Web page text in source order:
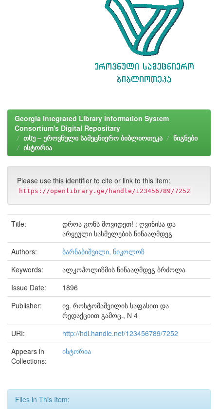
Georgia Integrated Library Information System
Consortium's Digital Repositary
თსუ – ეროვნული სამეცნიერო ბიბლიოთეკა
წიგნები
ისტორია
Please use this identifier to cite or link to this item:
https://openlibrary.ge/handle/123456789/7252
Title:
დროა გონს მოვიდეთ! : ღვინისა და
არყეული სასმელების წინააღმდეგ
Authors:
ბარნაბიშვილი, ნიკოლოზ
Keywords:
ალკოჰოლიზმის წინააღმდეგ ბრძოლა
Issue Date:
1896
Publisher:
ივ. როსტომაშვილის საფასით და
რედაქციით გამოც., N 4
URI:
http://hdl.handle.net/123456789/7252
Appears in
Collections:
ისტორია
Files in This Item: